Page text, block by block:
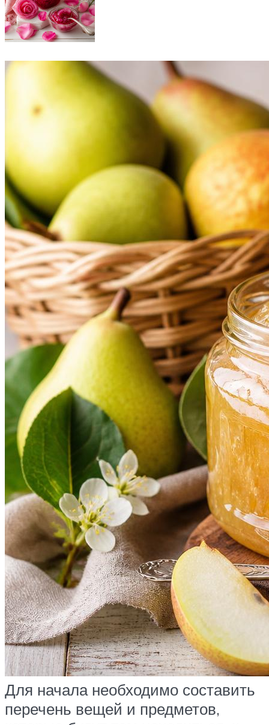
Для начала необходимо составить
перечень вещей и предметов,